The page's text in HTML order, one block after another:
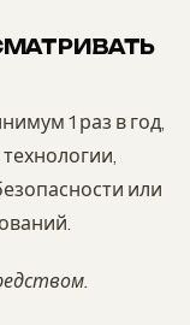
1 раз в год,
или